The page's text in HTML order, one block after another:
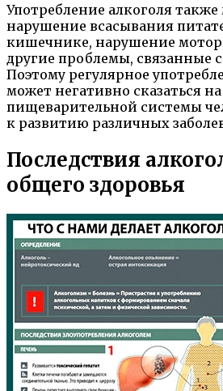
Употребление алкоголя
нарушение всасывания
кишечнике, нарушение
другие проблемы, связанные
Поэтому регулярное
может негативно сказаться на
пищеварительной системы
к развитию различных
Последствия
общего здоровья